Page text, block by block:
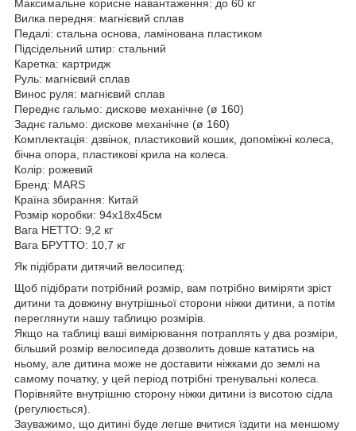
Максимальне корисне навантаження: до 60 кг
Вилка передня: магнієвий сплав
Педалі: стальна основа, ламінована пластиком
Підсідельний штир: стальний
Каретка: картридж
Руль: магнієвий сплав
Винос руля: магнієвий сплав
Переднє гальмо: дискове механічне (ø 160)
Заднє гальмо: дискове механічне (ø 160)
Комплектація: дзвінок, пластиковий кошик, допоміжні колеса,
бічна опора, пластикові крила на колеса.
Колір: рожевий
Бренд: MARS
Країна збирання: Китай
Розмір коробки: 94х18х45см
Вага НЕТТО: 9,2 кг
Вага БРУТТО: 10,7 кг
Як підібрати дитячий велосипед:
Щоб підібрати потрібний розмір, вам потрібно виміряти зріст
дитини та довжину внутрішньої сторони ніжки дитини, а потім
переглянути нашу таблицю розмірів.
Якщо на таблиці ваші вимірювання потраплять у два розміри,
більший розмір велосипеда дозволить довше кататись на
ньому, але дитина може не доставити ніжками до землі на
самому початку, у цей період потрібні тренувальні колеса.
Порівняйте внутрішню сторону ніжки дитини із висотою сідла
(регулюється).
Зауважимо, що дитині буде легше вчитися їздити на меншому